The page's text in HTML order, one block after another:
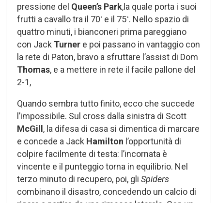
pressione del Queen’s Park,la quale porta i suoi
frutti a cavallo tra il 70° e il 75°. Nello spazio di
quattro minuti, i bianconeri prima pareggiano
con Jack Turner e poi passano in vantaggio con
la rete di Paton, bravo a sfruttare l’assist di Dom
Thomas, e a mettere in rete il facile pallone del
2-1,
Quando sembra tutto finito, ecco che succede
l’impossibile. Sul cross dalla sinistra di Scott
McGill , la difesa di casa si dimentica di marcare
e concede a Jack Hamilton l’opportunità di
colpire facilmente di testa: l’incornata è
vincente e il punteggio torna in equilibrio. Nel
terzo minuto di recupero, poi, gli Spiders
combinano il disastro, concedendo un calcio di